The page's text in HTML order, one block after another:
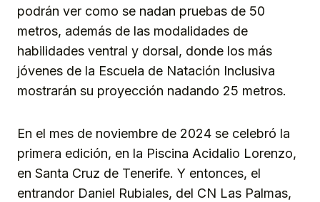
podrán ver como se nadan pruebas de 50
metros, además de las modalidades de
habilidades ventral y dorsal, donde los más
jóvenes de la Escuela de Natación Inclusiva
mostrarán su proyección nadando 25 metros.
En el mes de noviembre de 2024 se celebró la
primera edición, en la Piscina Acidalio Lorenzo,
en Santa Cruz de Tenerife. Y entonces, el
entrandor Daniel Rubiales, del CN Las Palmas,